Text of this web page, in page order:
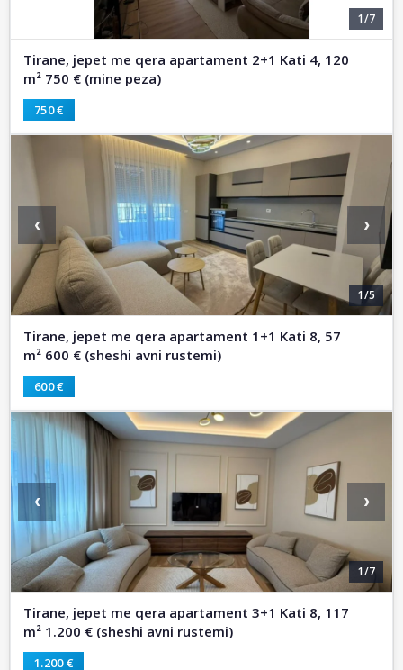
1/7
Tirane, jepet me qera apartament 2+1 Kati 4, 120
m² 750 € (mine peza)
750 €
1/5
‹ ›
Tirane, jepet me qera apartament 1+1 Kati 8, 57
m² 600 € (sheshi avni rustemi)
600 €
1/7
‹ ›
Tirane, jepet me qera apartament 3+1 Kati 8, 117
m² 1.200 € (sheshi avni rustemi)
1.200 €